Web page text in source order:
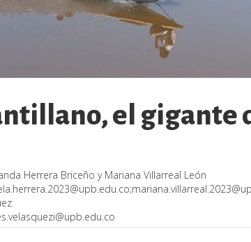
el gigante
Herrera Briceño y Mariana Villarreal León
;